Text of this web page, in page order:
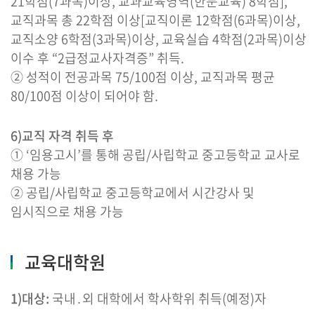
교직과목 총 22학점 이상[교직이론 12학점(6과목)이상,
교직소양 6학점(3과목)이상, 교육실습 4학점(2과목)이상
이수 후 “2급정교사자격증” 취득.
② 성적이 전공과목 75/100점 이상, 교직과목 평균
80/100점 이상이 되어야 함.
6)교직 자격 취득 후
① ‘임용고시’를 통해 공립/사립학교 중고등학교 교사로
채용 가능
② 공립/사립학교 중고등학교에서 시간강사 및
임시직으로 채용 가능
교육대학원
1)대상: 국내․외 대학에서 학사학위 취득(예정)자